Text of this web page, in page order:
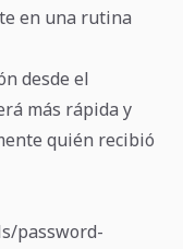
en una rutina
desde el
más rápida y
quién recibió
password-